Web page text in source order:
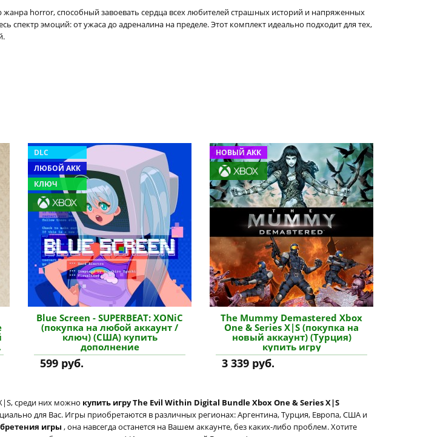
horror, способный завоевать сердца всех любителей страшных историй и напряженных
эмоций: от ужаса до адреналина на пределе. Этот комплект идеально подходит для тех,
DLC
ЛЮБОЙ АКК
КЛЮЧ
Blue Screen - SUPERBEAT: XONiC
(покупка на любой аккаунт /
ключ) (США) купить
дополнение
599 руб.
НОВЫЙ АКК
The Mummy Demastered Xbox
One & Series X|S (покупка на
новый аккаунт) (Турция)
купить игру
3 339 руб.
среди них можно купить игру The Evil Within Digital Bundle Xbox One & Series X|S
для Вас. Игры приобретаются в различных регионах: Аргентина, Турция, Европа, США и
игры , она навсегда останется на Вашем аккаунте, без каких-либо проблем. Хотите